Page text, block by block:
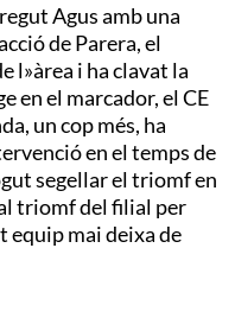
Agus amb una
de Parera, el
l»àrea i ha clavat la
en el marcador, el CE
un cop més, ha
en el temps de
segellar el triomf en
triomf del filial per
equip mai deixa de